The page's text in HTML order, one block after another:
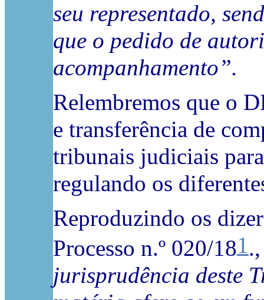
seu representado,
que o pedido de
acompanhamento”.
Relembremos que o
e transferência de
tribunais judiciais
regulando os
Reproduzindo os
Processo n.º 020/181
jurisprudência deste